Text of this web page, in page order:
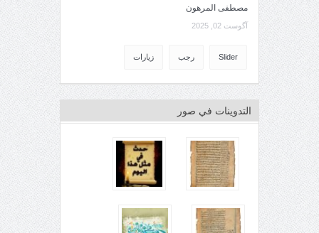
مصطفى المرهون
آگوست 02, 2025
Slider رجب زيارات
التدوينات في صور